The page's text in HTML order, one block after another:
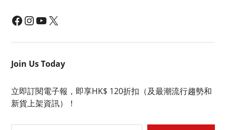
Facebook InstagramYouTube X
Join Us Today
立即訂閱電子報，即享HK$ 120折扣（及最潮流行趨勢和
新貨上架資訊）！
Type your email…